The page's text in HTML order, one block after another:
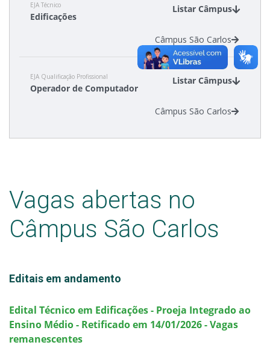
EJA Técnico
Edificações
Listar Câmpus
Câmpus São Carlos
EJA Qualificação Profissional
Operador de Computador
Listar Câmpus
Câmpus São Carlos
Vagas abertas no
Câmpus São Carlos
Editais em andamento
Edital Técnico em Edificações - Proeja Integrado ao
Ensino Médio - Retificado em 14/01/2026 - Vagas
remanescentes